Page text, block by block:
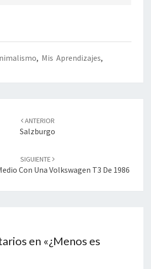
, Mis Aprendizajes,
ANTERIOR
Salzburgo
SIGUIENTE
Con Una Volkswagen T3 De 1986
en «¿Menos es